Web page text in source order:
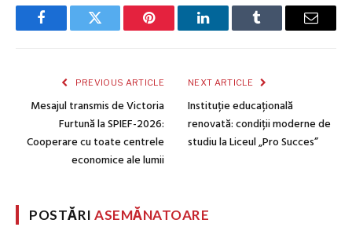
FacebookTwitter Pinterest LinkedInTumblr Email
PREVIOUS ARTICLE
Mesajul transmis de Victoria
Furtună la SPIEF-2026:
Cooperare cu toate centrele
economice ale lumii
NEXT ARTICLE
Instituție educațională
renovată: condiții moderne de
studiu la Liceul „Pro Succes”
POSTĂRIASEMĂNATOARE